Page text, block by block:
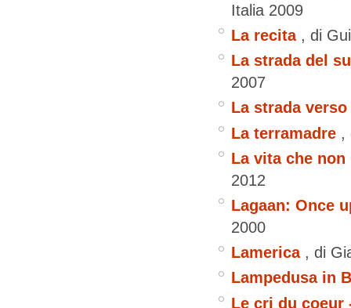
Italia 2009
La recita , di
La strada del
2007
La strada verso
La terramadre ,
La vita che non
2012
Lagaan: Once
2000
Lamerica , di
Lampedusa in
Le cri du coeur